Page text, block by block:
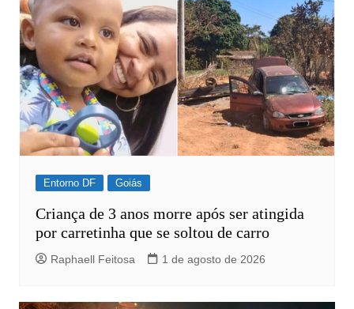
Entorno DF Goiás
Criança de 3 anos morre após ser atingida
por carretinha que se soltou de carro
Raphaell Feitosa 1 de agosto de 2026